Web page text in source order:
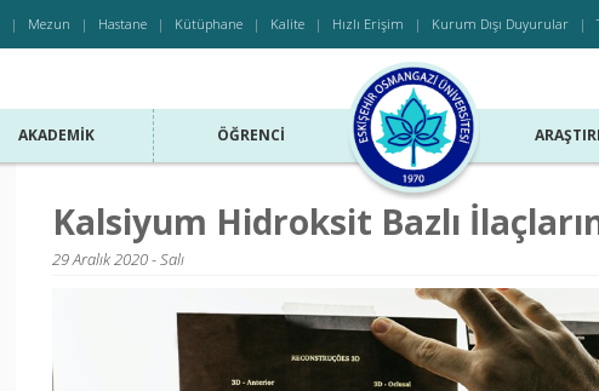
Mezun Hastane Kütüphane Kalite Hızlı Erişim Kurum Dışı Duyurular
AKADEMIK ÖĞRENCI
Kalsiyum Hidroksit Bazlı
29 Aralık 2020 - Salı